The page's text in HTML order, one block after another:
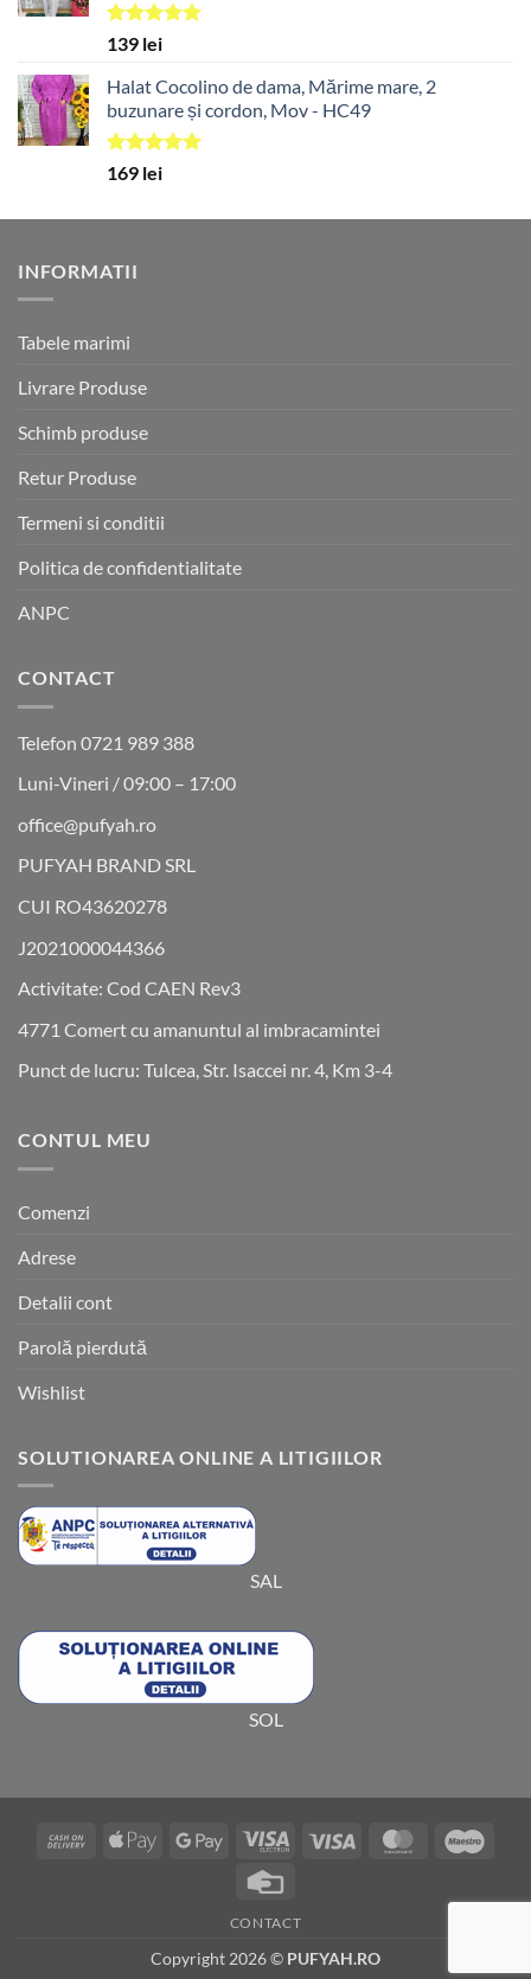
Evaluat la
139 lei
Halat Cocolino de dama, Mărime mare, 2
buzunare și cordon, Mov - HC49
Evaluat la
169 lei
INFORMATII
Tabele marimi
Livrare Produse
Schimb produse
Retur Produse
Termeni si conditii
Politica de confidentialitate
ANPC
CONTACT
Telefon 0721 989 388
Luni-Vineri / 09:00 – 17:00
office@pufyah.ro
PUFYAH BRAND SRL
CUI RO43620278
J2021000044366
Activitate: Cod CAEN Rev3
4771 Comert cu amanuntul al imbracamintei
Punct de lucru: Tulcea, Str. Isaccei nr. 4, Km 3-4
CONTUL MEU
Comenzi
Adrese
Detalii cont
Parolă pierdută
Wishlist
SOLUTIONAREA ONLINE A LITIGIILOR
SAL
SOL
Cash
Apple
Google
Visa
Visa MasterCard
CONTACT
Copyright 2026 © PUFYAH.RO